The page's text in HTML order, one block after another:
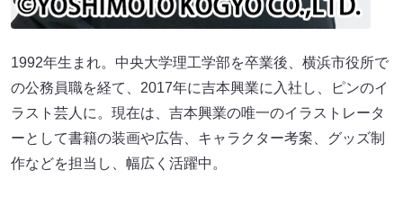
1992年生まれ。中央大学理工学部を卒業後、横浜市役所で
の公務員職を経て、2017年に吉本興業に入社し、ピンのイ
ラスト芸人に。現在は、吉本興業の唯一のイラストレータ
ーとして書籍の装画や広告、キャラクター考案、グッズ制
作などを担当し、幅広く活躍中。